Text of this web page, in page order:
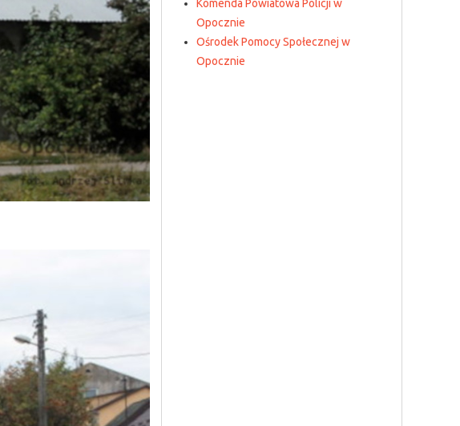
Komenda Powiatowa Policji w
Opocznie
Ośrodek Pomocy Społecznej w
Opocznie